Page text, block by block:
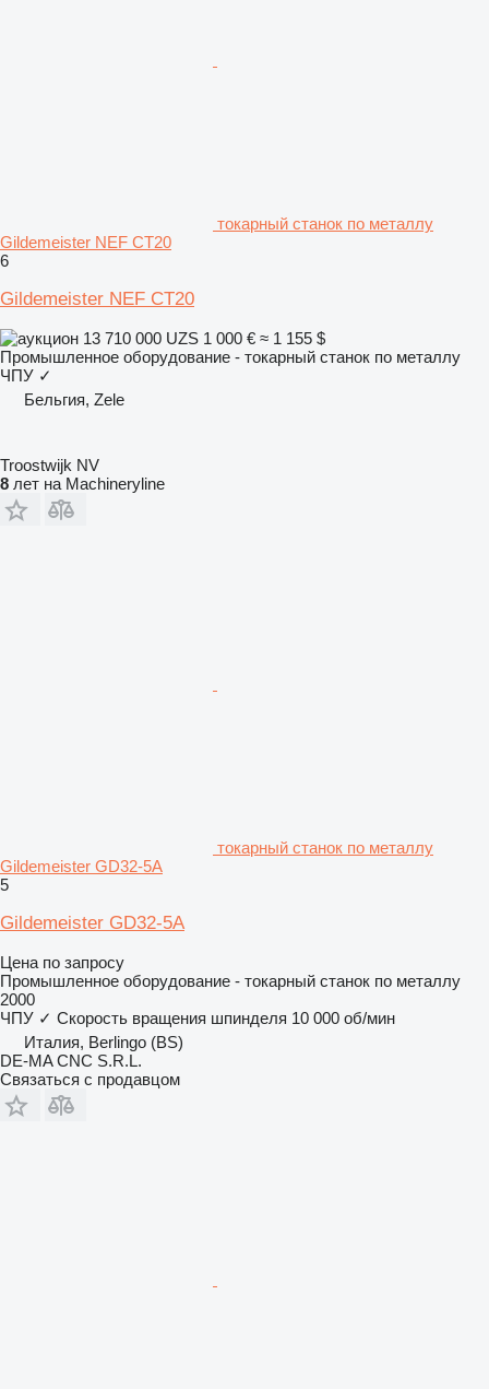
токарный станок по металлу
Gildemeister NEF CT20
6
Gildemeister NEF CT20
13 710 000 UZS 1 000 € ≈ 1 155 $
Промышленное оборудование - токарный станок по металлу
ЧПУ ✓
Бельгия, Zele
Troostwijk NV
8 лет на Machineryline
токарный станок по металлу
Gildemeister GD32-5A
5
Gildemeister GD32-5A
Цена по запросу
Промышленное оборудование - токарный станок по металлу
2000
ЧПУ ✓ Скорость вращения шпинделя 10 000 об/мин
Италия, Berlingo (BS)
DE-MA CNC S.R.L.
Связаться с продавцом